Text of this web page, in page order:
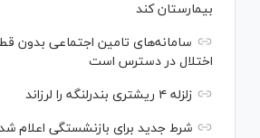
بیمارستان کند
سامانه‌های تامین اجتماعی بدون
اختلال در دسترس است
زلزله ۴ ریشتری بندرلنگه را لرزاند
شرط جدید برای بازنشستگی اعلام